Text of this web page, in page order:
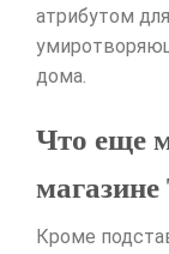
атрибутом
дома.
Что еще
Кроме